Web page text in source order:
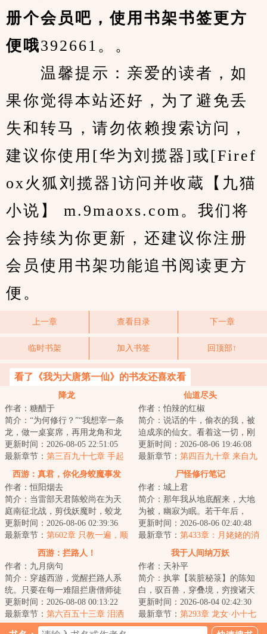
册个会员吧，使用书架书签更方
便哦392661。。
温馨提示：亲爱的读者，如
果你觉得本站还好，为了避免丢
失和转马，请勿依赖搜索访问，
建议你使用[华为刘揽器]或[Firef
ox火狐刘揽器]访问并收蔵【九猫
小说】 m.9maoxs.com。我们将
会持续为你更新，还建议你注册
会员使用书架功能追书阅读更方
便。
上一章 查看目录 下一章
临时书架 加入书签 回顶部↑
看了《我为大唐第一仙》的书友还喜欢看
降龙
作者：糖醋于
简介：“为何修行？”“我想宰一条
龙，做一桌宴席，再用龙角和龙
筋做一把弹弓。”王慎认真道。欲
食龙，先...
更新时间：2026-08-05 22:51:05
最新章节： 第三百九十七章 手起
刀落
仙道尽头
作者：怕辣的红椒
简介：说话的牛，偷衣的我，被
迫成亲的仙女。看着这一切，刚
刚穿越过来的江满感觉莫名的熟
悉。...
更新时间：2026-08-06 19:46:08
最新章节： 第四百九十章 来自九
州之主的召唤
西游：真君，你化身蛟魔事发
了！
作者：恒阳烟去
简介：当雷部天君陈蛟尚在为天
庭南征北战，剪伐妖魔时，蛟龙
化身已在下界搅动风云，聚众群
妖。天君晋位真...
更新时间：2026-08-06 02:39:36
最新章节： 第602章 只教一遍，顺
尸怪修行笔记
作者：城上君
简介：那年我从地底醒来，大地
为被，幽寂为眠。若干年后，
……山间群妖来相会，独坐楼台
渡清宵。...
更新时间：2026-08-06 02:40:48
最新章节： 第433章：月姥姥的消
西游：拦路人！
作者：九月病句
简介：穿越西游，觉醒拦路人系
统。只要在每一难阻拦唐僧师徒
取经的脚步就可以获得奖励。拦
截三天，奖励：...
更新时间：2026-08-08 00:13:22
最新章节： 第六百五十三章 泪洒
隐雾山（九）
我于人间纳万妖
作者：天补平
简介：执掌【装脏秘箓】的陈知
白，驭百兽，穿叠境，穷搜诸天
妖魔异兽，纳其脏器于己身。当
仙人斩尽拦路凶...
更新时间：2026-08-04 02:42:30
最新章节： 第293章 龙女·小十七